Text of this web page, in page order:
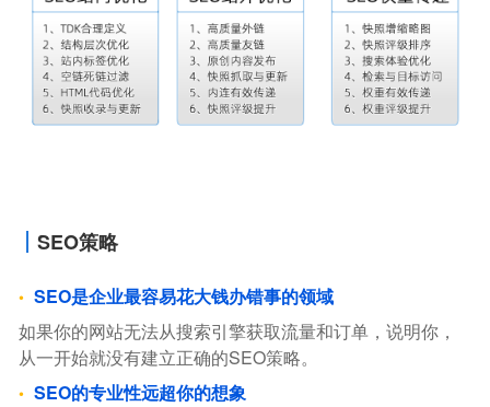
SEO策略
SEO是企业最容易花大钱办错事的领域
如果你的网站无法从搜索引擎获取流量和订单，说明你，
从一开始就没有建立正确的SEO策略。
SEO的专业性远超你的想象